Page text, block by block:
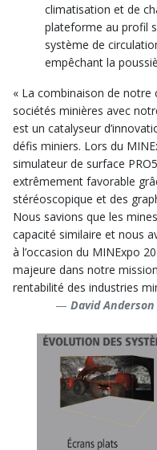
climatisation et de
plateforme au profil
système de
empêchant la
« La combinaison de
sociétés minières avec
est un catalyseur
défis miniers. Lors du
simulateur de surface
extrêmement favorable
stéréoscopique et des
Nous savions que les
capacité similaire et nous
à l’occasion du MINExpo
majeure dans notre
rentabilité des industries
David Anderson